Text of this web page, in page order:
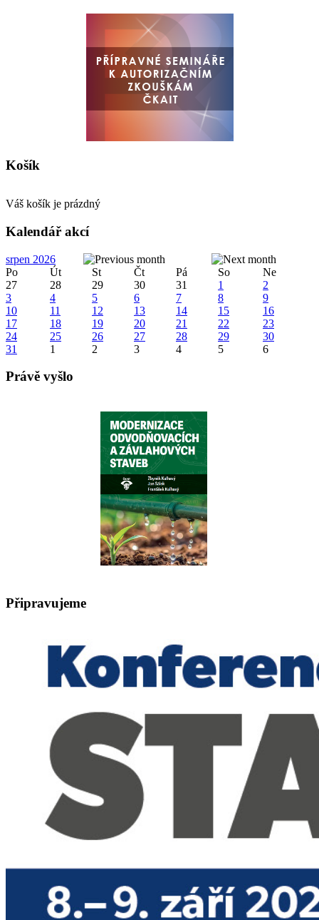
Košík
Váš košík je prázdný
Kalendář akcí
srpen 2026
Po
Út St Čt Pá So
Ne
27
28 29 30 31 1
2
3
4 5 6 7 8
9
10
11 12 13 14 15
16
17
18 19 20 21 22
23
24
25 26 27 28 29
30
31
1 2 3 4 5 6
Právě vyšlo
Připravujeme